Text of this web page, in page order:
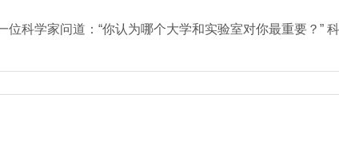
科学家问道：“你认为哪个大学和实验室对你最重要？”